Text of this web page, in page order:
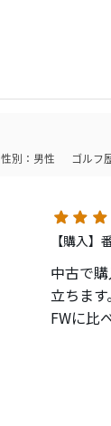
ちなみ
のでＭ
名器と
狭いホ
す。
ラッキ
ネット
FWは
テーラ
性別：男性 ゴルフ
【購入
中古で
立ちま
FWに比
なるク